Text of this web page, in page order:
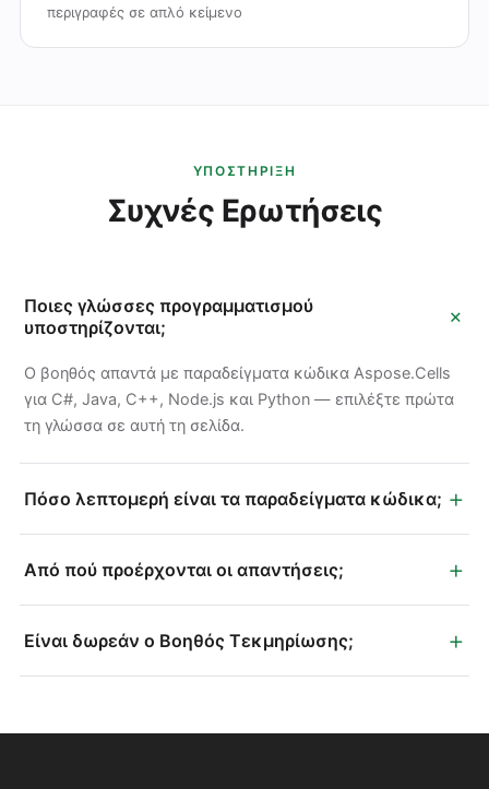
περιγραφές σε απλό κείμενο
ΥΠΟΣΤΉΡΙΞΗ
Συχνές Ερωτήσεις
Ποιες γλώσσες προγραμματισμού
υποστηρίζονται;
+
Ο βοηθός απαντά με παραδείγματα κώδικα Aspose.Cells
για C#, Java, C++, Node.js και Python — επιλέξτε πρώτα
τη γλώσσα σε αυτή τη σελίδα.
Πόσο λεπτομερή είναι τα παραδείγματα κώδικα; +
Από πού προέρχονται οι απαντήσεις; +
Είναι δωρεάν ο Βοηθός Τεκμηρίωσης; +